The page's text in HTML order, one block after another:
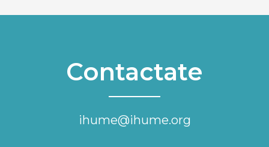
Contactate
ihume@ihume.org